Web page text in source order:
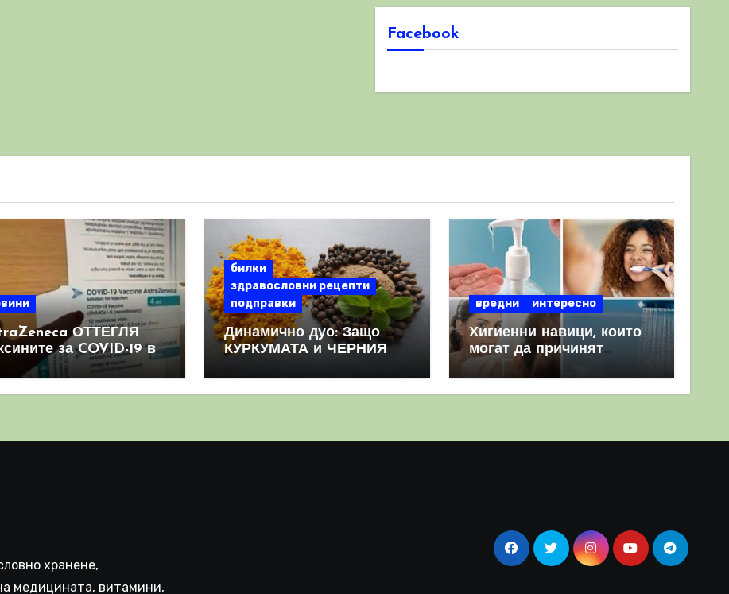
Facebook
ОТТЕГЛЯ
за COVID-19 в
мащаб, след
призна, че те
билки
здравословни рецепти
подправки
Динамично дуо: Защо
КУРКУМАТА и ЧЕРНИЯ
комбинация
вредни интересно
Хигиенни навици, които
могат да причинят
повече вреда, отколкото
полза
хранене,
медицината, витамини,